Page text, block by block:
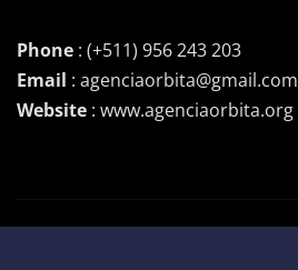
Phone : (+511) 956 243 203
Email : agenciaorbita@gmail.com
Website : www.agenciaorbita.org